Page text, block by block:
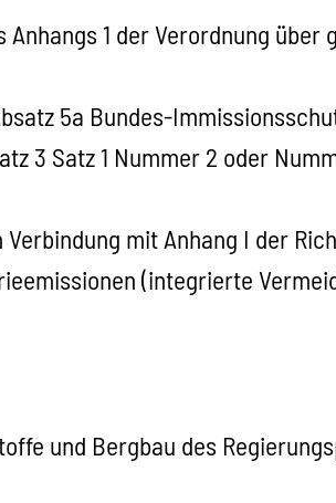
1 der Verordnung
5a Bundes-
3 Satz 1 Nummer 2 oder
mit Anhang I der
(integrierte
und Bergbau des